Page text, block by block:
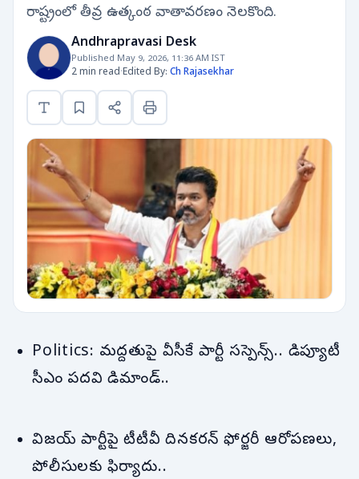
రాష్ట్రంలో తీవ్ర ఉత్కంఠ వాతావరణం నెలకొంది.
Andhrapravasi Desk
Published May 9, 2026, 11:36 AM IST
2 min read·Edited By: Ch Rajasekhar
Politics: మద్దతుపై వీసీకే పార్టీ సస్పెన్స్.. డిప్యూటీ
సీఎం పదవి డిమాండ్..
విజయ్ పార్టీపై టీటీవీ దినకరన్ ఫోర్జరీ ఆరోపణలు,
పోలీసులకు ఫిర్యాదు..